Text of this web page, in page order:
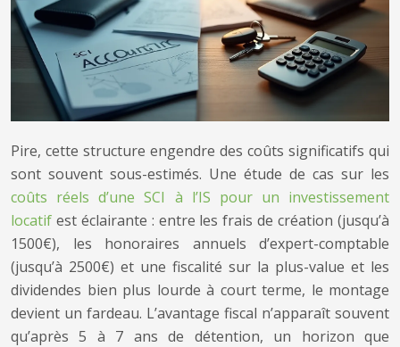
Pire, cette structure engendre des coûts significatifs qui
sont souvent sous-estimés. Une étude de cas sur les
coûts réels d’une SCI à l’IS pour un investissement
locatif est éclairante : entre les frais de création (jusqu’à
1500€), les honoraires annuels d’expert-comptable
(jusqu’à 2500€) et une fiscalité sur la plus-value et les
dividendes bien plus lourde à court terme, le montage
devient un fardeau. L’avantage fiscal n’apparaît souvent
qu’après 5 à 7 ans de détention, un horizon que